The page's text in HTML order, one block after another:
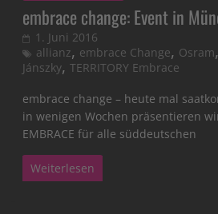
embrace change: Event in
1. Juni 2016
allianz, embrace Change, Osram,
Jánszky,TERRITORY Embrace
embrace change – heute mal
in wenigen Wochen präsentieren wir
EMBRACE für alle süddeutschen
Weiterlesen